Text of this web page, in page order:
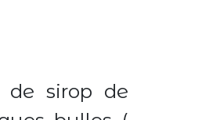
de sirop de